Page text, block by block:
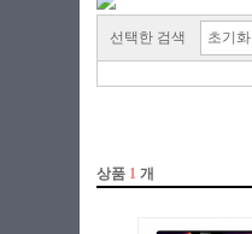
골드
라이젠3(ZEN)
라이젠5(ZEN2)
선택한 검색 초기화